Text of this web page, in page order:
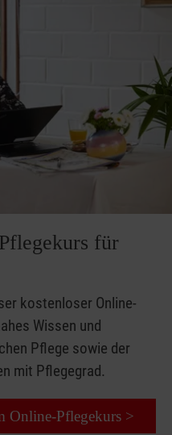
für
kostenloser Online-
Wissen und
Pflege sowie der
mit Pflegegrad.
Online-Pflegekurs >